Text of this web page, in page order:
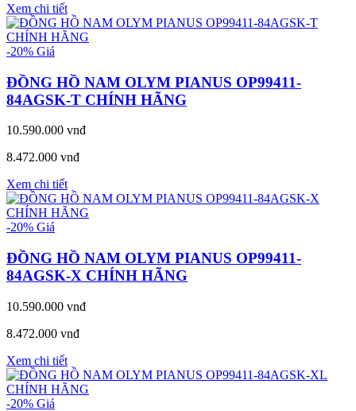
Xem chi tiết
-20% Giá
ĐỒNG HỒ NAM OLYM PIANUS OP99411-
84AGSK-T CHÍNH HÃNG
10.590.000 vnđ
8.472.000 vnđ
Xem chi tiết
-20% Giá
ĐỒNG HỒ NAM OLYM PIANUS OP99411-
84AGSK-X CHÍNH HÃNG
10.590.000 vnđ
8.472.000 vnđ
Xem chi tiết
-20% Giá